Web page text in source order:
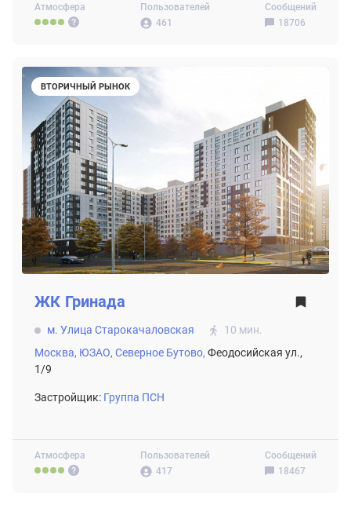
Атмосфера
Пользователей
461
Сообщений
18706
ВТОРИЧНЫЙ РЫНОК
Атмосфера
Пользователей
417
Сообщений
18467
ЖК Гринада
м. Улица Старокачаловская
10 мин.
Москва, ЮЗАО, Северное Бутово, Феодосийская ул.,
1/9
Застройщик: Группа ПСН